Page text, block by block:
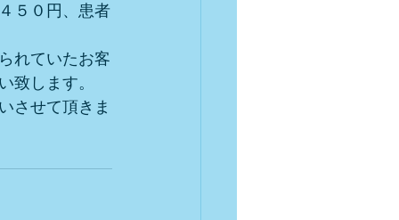
５０円、患者
れていたお客
致します。
させて頂きま